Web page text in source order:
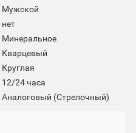
Мужской
нет
Минеральное
Кварцевый
Круглая
12/24 часа
Аналоговый (Стрелочный)